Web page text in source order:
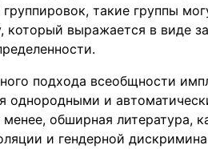
такие группы
который выражается в виде
подхода всеобщности
однородными и
обширная литература,
и гендерной